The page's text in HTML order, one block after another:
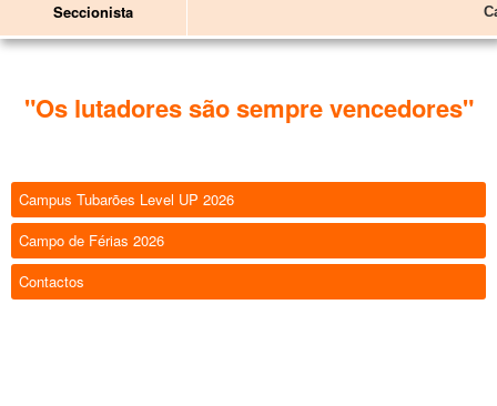
Seccionista
"Os lutadores são sempre vencedores"
Campus Tubarões Level UP 2026
Campo de Férias 2026
Contactos